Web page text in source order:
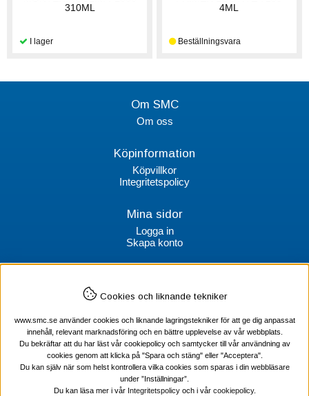
310ML
4ML
Om SMC
Om oss
Köpinformation
Köpvillkor
Integritetspolicy
Mina sidor
Logga in
Skapa konto
SMC Stockholms Maskincentral AB
100 64 Stockholm
Tel Verktyg: 08-578 55 230
Tel Värmekabel: 08-578 55 240
Cookies och liknande tekniker
www.smc.se använder cookies och liknande lagringstekniker för att ge dig anpassat
innehåll, relevant marknadsföring och en bättre upplevelse av vår webbplats.
Du bekräftar att du har läst vår cookiepolicy och samtycker till vår användning av
cookies genom att klicka på "Spara och stäng" eller "Acceptera".
Du kan själv när som helst kontrollera vilka cookies som sparas i din webbläsare
under ”Inställningar”.
Du kan läsa mer i vår Integritetspolicyoch i vår cookiepolicy.